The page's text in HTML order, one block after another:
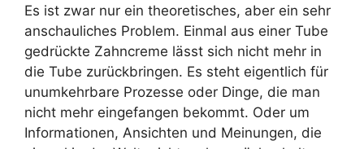
Es ist zwar nur ein theoretisches, aber ein sehr
anschauliches Problem. Einmal aus einer Tube
gedrückte Zahncreme lässt sich nicht mehr in
die Tube zurückbringen. Es steht eigentlich für
unumkehrbare Prozesse oder Dinge, die man
nicht mehr eingefangen bekommt. Oder um
Informationen, Ansichten und Meinungen, die